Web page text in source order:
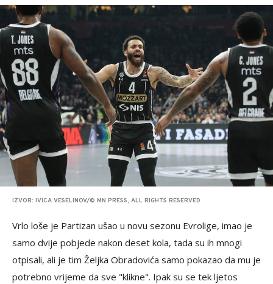
IZVOR: IVICA VESELINOV/© MN PRESS, ALL RIGHTS RESERVED
Vrlo loše je Partizan ušao u novu sezonu Evrolige, imao je
samo dvije pobjede nakon deset kola, tada su ih mnogi
otpisali, ali je tim Željka Obradovića samo pokazao da mu je
potrebno vrijeme da sve "klikne". Ipak su se tek ljetos